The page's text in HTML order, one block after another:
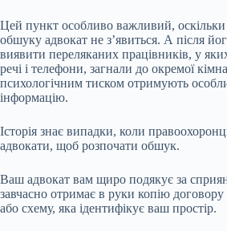
Цей пункт особливо важливий, оскільки
обшуку адвокат не з’явиться. А після
виявити переляканих працівників, у
речі і телефони, загнали до окремої
психологічним тиском отримують
інформацію.
Історія знає випадки, коли
адвокати, щоб розпочати обшук.
Ваш адвокат вам щиро подякує за
завчасно отримає в руки копію
або схему, яка ідентифікує ваш простір.